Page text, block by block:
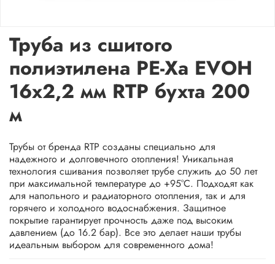
Труба из сшитого
полиэтилена PE-Xa EVOH
16x2,2 мм RTP бухта 200
м
Трубы от бренда RTP созданы специально для
надежного и долговечного отопления! Уникальная
технология сшивания позволяет трубе служить до 50 лет
при максимальной температуре до +95°C. Подходят как
для напольного и радиаторного отопления, так и для
горячего и холодного водоснабжения. Защитное
покрытие гарантирует прочность даже под высоким
давлением (до 16.2 бар). Все это делает наши трубы
идеальным выбором для современного дома!